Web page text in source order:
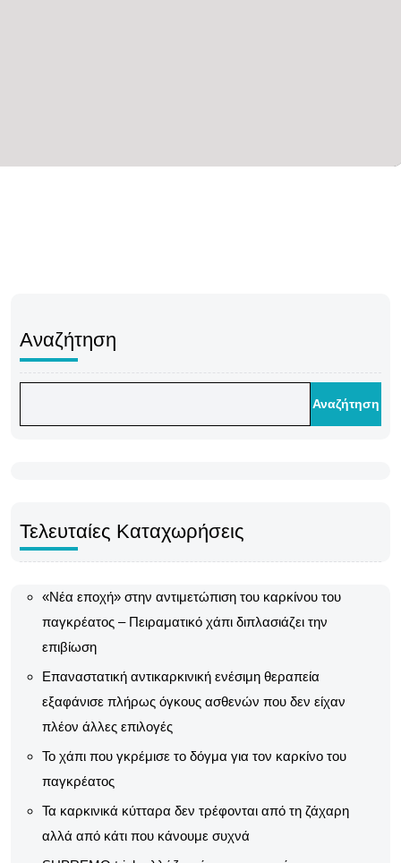
Αναζήτηση
Αναζήτηση
Τελευταίες Καταχωρήσεις
«Νέα εποχή» στην αντιμετώπιση του καρκίνου του
παγκρέατος – Πειραματικό χάπι διπλασιάζει την
επιβίωση
Επαναστατική αντικαρκινική ενέσιμη θεραπεία
εξαφάνισε πλήρως όγκους ασθενών που δεν είχαν
πλέον άλλες επιλογές
Το χάπι που γκρέμισε το δόγμα για τον καρκίνο του
παγκρέατος
Τα καρκινικά κύτταρα δεν τρέφονται από τη ζάχαρη
αλλά από κάτι που κάνουμε συχνά